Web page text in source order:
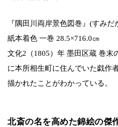
『隅田川両岸景色図巻』(すみ
紙本着色 一巻 28.5×716.0㎝
文化2（1805）年 墨田区蔵 巻末
に本所相生町に住んでいた戯作
描かれたことがわかっている。
北斎の名を高めた錦絵の傑